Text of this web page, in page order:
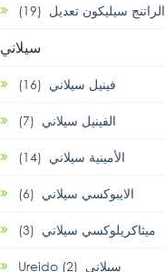
الراتنج سيليكون تعديل (19)
سيلاني
فينيل سيلاني (16)
الفينيل سيلاني (7)
الأمينية سيلاني (14)
الايبوكسي سيلاني (6)
ميثاكريلوكسي سيلاني (3)
Ureido سيلاني (2)